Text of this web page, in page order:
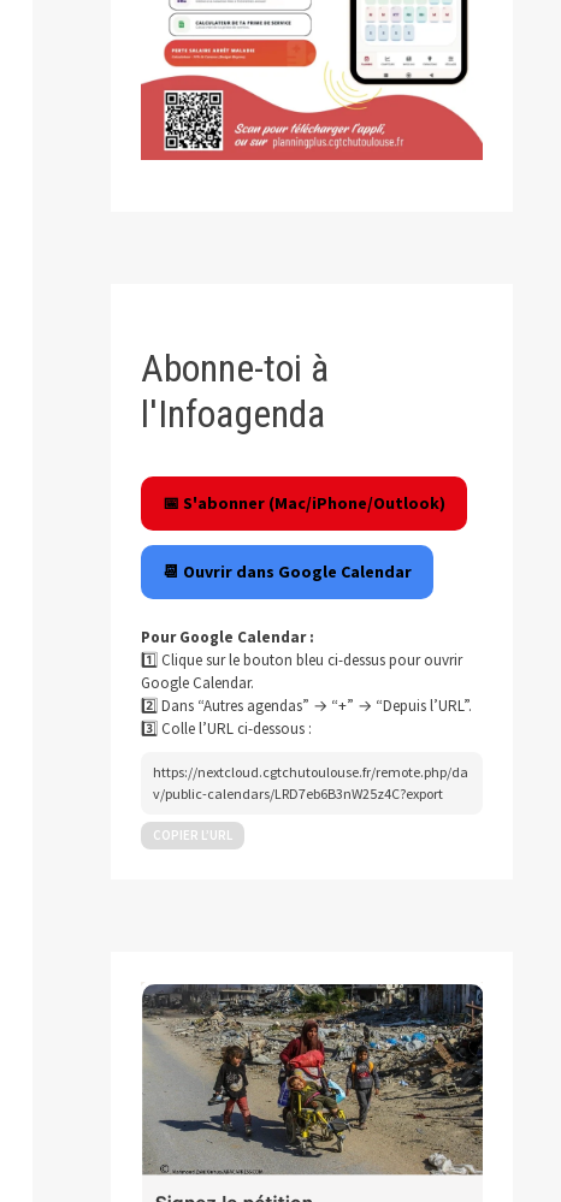
Abonne-toi à
l'Infoagenda
📅 S'abonner (Mac/iPhone/Outlook)
📆 Ouvrir dans Google Calendar
Pour Google Calendar :
1️⃣ Clique sur le bouton bleu ci-dessus pour ouvrir
Google Calendar.
2️⃣ Dans “Autres agendas” → “+” → “Depuis l’URL”.
3️⃣ Colle l’URL ci-dessous :
https://nextcloud.cgtchutoulouse.fr/remote.php/da
v/public-calendars/LRD7eb6B3nW25z4C?export
COPIER L’URL